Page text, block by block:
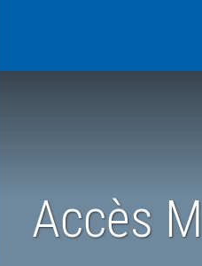
Accès